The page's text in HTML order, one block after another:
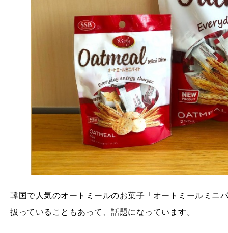
韓国で人気のオートミールのお菓子「オートミールミニ
扱っていることもあって、話題になっています。